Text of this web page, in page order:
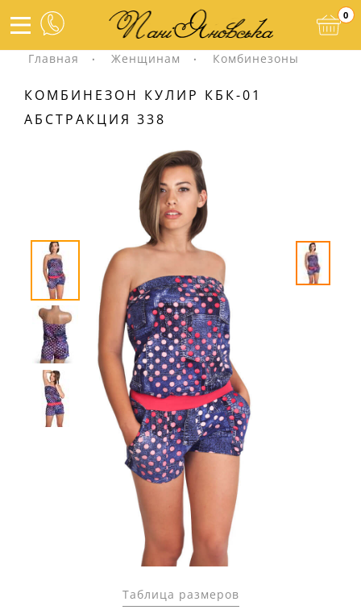
0
Главная Женщинам Комбинезоны
КОМБИНЕЗОН КУЛИР КБК-01
АБСТРАКЦИЯ 338
Таблица размеров